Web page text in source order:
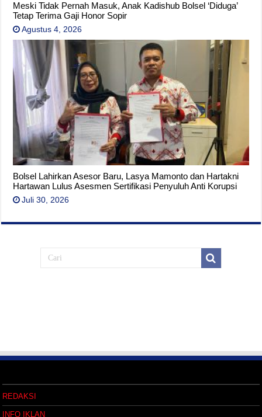
Meski Tidak Pernah Masuk, Anak Kadishub Bolsel ‘Diduga’
Tetap Terima Gaji Honor Sopir
Agustus 4, 2026
Bolsel Lahirkan Asesor Baru, Lasya Mamonto dan Hartakni
Hartawan Lulus Asesmen Sertifikasi Penyuluh Anti Korupsi
Juli 30, 2026
REDAKSI
INFO IKLAN